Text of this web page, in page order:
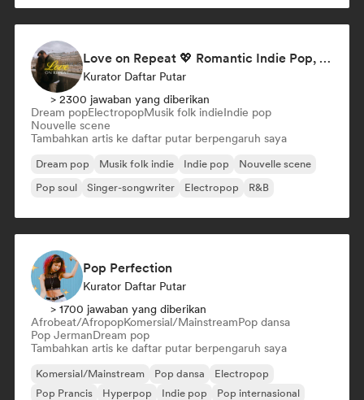
Love on Repeat 💖 Romantic Indie Pop, Neo Soul & Singer-Songwriter
Kurator Daftar Putar
> 2300 jawaban yang diberikan
Dream popElectropopMusik folk indieIndie pop
Nouvelle scene
Tambahkan artis ke daftar putar berpengaruh saya
Dream pop Musik folk indie Indie pop
Nouvelle scene
Pop soul
Singer-songwriter Electropop R&B
Pop Perfection
Kurator Daftar Putar
> 1700 jawaban yang diberikan
Afrobeat/AfropopKomersial/MainstreamPop dansa
Pop JermanDream pop
Tambahkan artis ke daftar putar berpengaruh saya
Komersial/Mainstream Pop dansa
Electropop
Pop Prancis
Hyperpop Indie pop
Pop internasional